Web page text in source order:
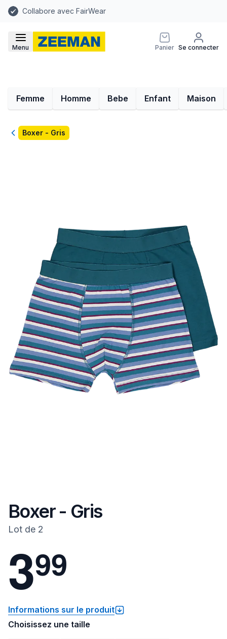
Collabore avec FairWear
Menu Panier Se connecter
Femme Homme Bebe Enfant Maison
RetourBoxer - Gris
Boxer - Gris
Lot de 2
399
Informations sur le produit
Choisissez une taille